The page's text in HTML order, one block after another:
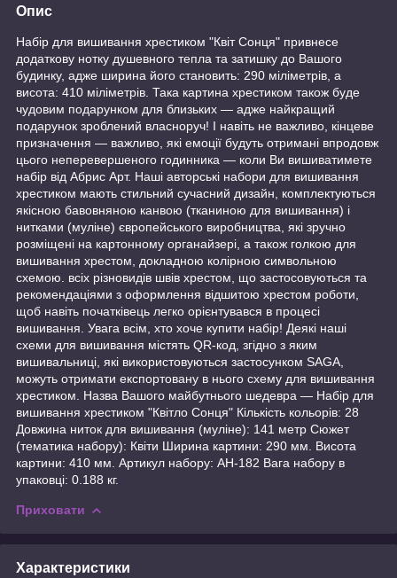
Опис
Набір для вишивання хрестиком "Квіт Сонця" привнесе
додаткову нотку душевного тепла та затишку до Вашого
будинку, адже ширина його становить: 290 міліметрів, а
висота: 410 міліметрів. Така картина хрестиком також буде
чудовим подарунком для близьких — адже найкращий
подарунок зроблений власноруч! І навіть не важливо, кінцеве
призначення — важливо, які емоції будуть отримані впродовж
цього неперевершеного годинника — коли Ви вишиватимете
набір від Абрис Арт. Наші авторські набори для вишивання
хрестиком мають стильний сучасний дизайн, комплектуються
якісною бавовняною канвою (тканиною для вишивання) і
нитками (муліне) європейського виробництва, які зручно
розміщені на картонному органайзері, а також голкою для
вишивання хрестом, докладною колірною символьною
схемою. всіх різновидів швів хрестом, що застосовуються та
рекомендаціями з оформлення відшитою хрестом роботи,
щоб навіть початківець легко орієнтувався в процесі
вишивання. Увага всім, хто хоче купити набір! Деякі наші
схеми для вишивання містять QR-код, згідно з яким
вишивальниці, які використовуються застосунком SAGA,
можуть отримати експортовану в нього схему для вишивання
хрестиком. Назва Вашого майбутнього шедевра — Набір для
вишивання хрестиком "Квітло Сонця" Кількість кольорів: 28
Довжина ниток для вишивання (муліне): 141 метр Сюжет
(тематика набору): Квіти Ширина картини: 290 мм. Висота
картини: 410 мм. Артикул набору: AH-182 Вага набору в
упаковці: 0.188 кг.
Приховати
Характеристики